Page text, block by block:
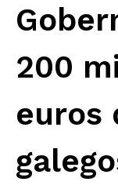
200
euros